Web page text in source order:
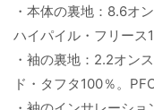
・本体の裏地：8.6オ
ハイパイル・フリース
・袖の裏地：2.2オン
ド・タフタ100％。